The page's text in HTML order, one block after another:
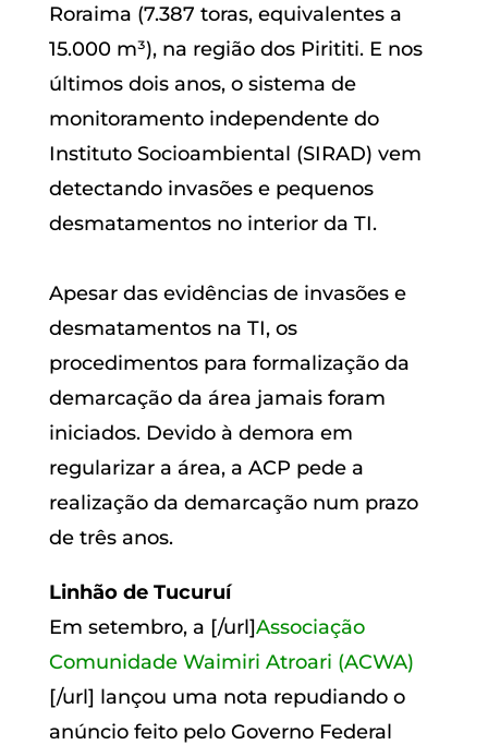
Roraima (7.387 toras, equivalentes a
15.000 m³), na região dos Pirititi. E nos
últimos dois anos, o sistema de
monitoramento independente do
Instituto Socioambiental (SIRAD) vem
detectando invasões e pequenos
desmatamentos no interior da TI.
Apesar das evidências de invasões e
desmatamentos na TI, os
procedimentos para formalização da
demarcação da área jamais foram
iniciados. Devido à demora em
regularizar a área, a ACP pede a
realização da demarcação num prazo
de três anos.
Linhão de Tucuruí
Em setembro, a [/url]Associação
Comunidade Waimiri Atroari (ACWA)
[/url] lançou uma nota repudiando o
anúncio feito pelo Governo Federal